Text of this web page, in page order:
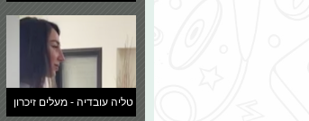
טליה עובדיה - מעלים זיכרון